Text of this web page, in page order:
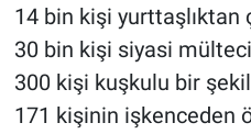
14 bin kişi yurttaşlıktan
30 bin kişi siyasi
300 kişi kuşkulu bir
171 kişinin işkenceden